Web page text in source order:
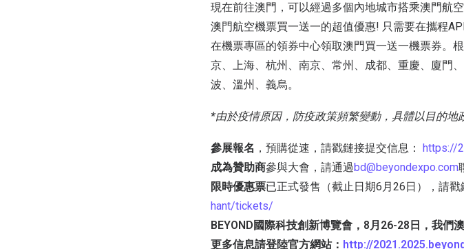
現在前往澳門，可以經過多個內地城市搭乘澳門航
澳門航空機票買一送一的超值優惠! 只需要在攜程
在機票專區的領券中心領取澳門買一送一機票券。
京、上海、杭州、南京、常州、成都、重慶、廈門
波、溫州、義烏。
*由於疫情原因，防疫政策頻繁變動，具體以目的地
參展報名 ，預購從速，請戳鏈接提交信息：
https://
成為贊助商參與大會，請通過 bd@beyondexpo.com
限時優惠票已正式發售（截止日期6月26日），請戳
hant/tickets/
BEYOND國際科技創新博覽會，8月26-28日，我們澳
更多信息請登陸官方網站： http://